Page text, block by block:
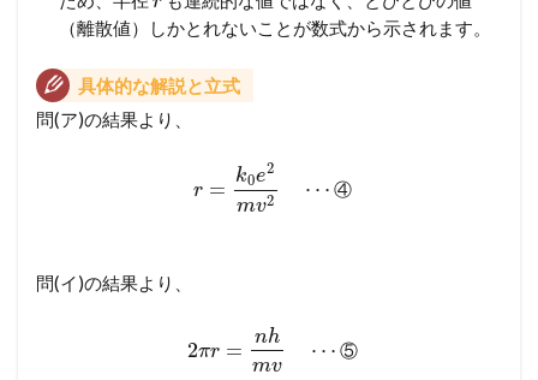
（離散値）しかとれないことが数式から示されます。
具体的な解説と立式
問(ア)の結果より、
r =
k0e2
mv2 ⋯ ④
問(イ)の結果より、
2πr =
nh
mv
⋯ ⑤